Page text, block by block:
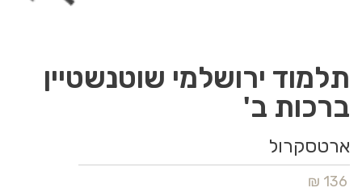
תלמוד ירושלמי שוטנשטיין
ברכות ב'
ארטסקרול
136 ₪